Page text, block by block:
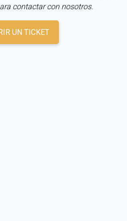
contactar con nosotros.
UN TICKET